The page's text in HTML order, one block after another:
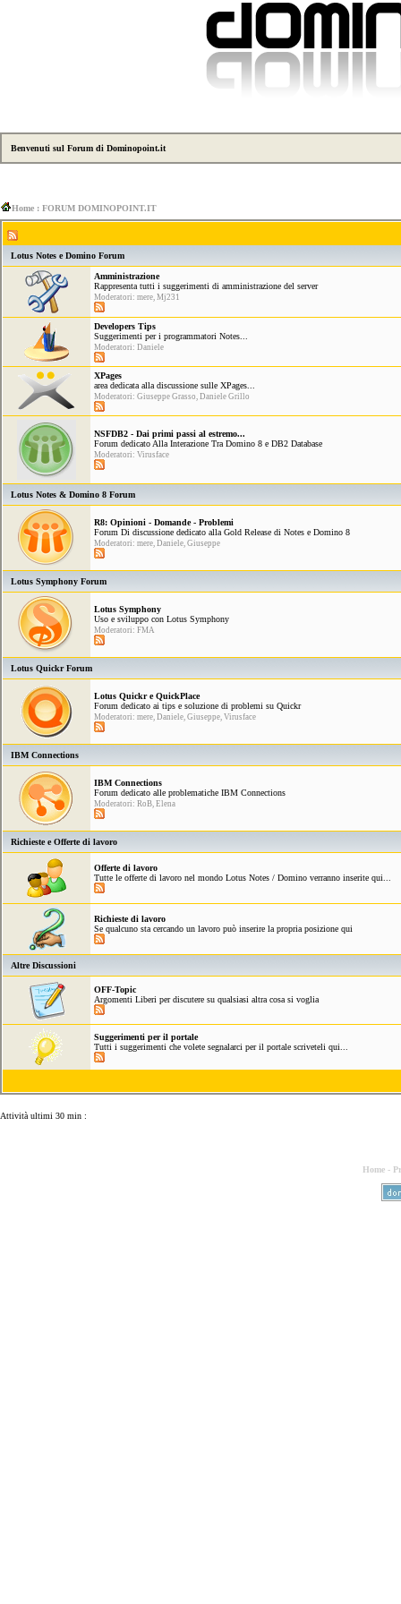
Benvenuti sul Forum di Dominopoint.it
Home : FORUM DOMINOPOINT.IT
Lotus Notes e Domino Forum
Amministrazione
Rappresenta tutti i suggerimenti di amministrazione del server
Moderatori: mere, Mj231
Developers Tips
Suggerimenti per i programmatori Notes...
Moderatori: Daniele
XPages
area dedicata alla discussione sulle XPages...
Moderatori: Giuseppe Grasso, Daniele Grillo
NSFDB2 - Dai primi passi al estremo...
Forum dedicato Alla Interazione Tra Domino 8 e DB2 Database
Moderatori: Virusface
Lotus Notes & Domino 8 Forum
R8: Opinioni - Domande - Problemi
Forum Di discussione dedicato alla Gold Release di Notes e Domino 8
Moderatori: mere, Daniele, Giuseppe
Lotus Symphony Forum
Lotus Symphony
Uso e sviluppo con Lotus Symphony
Moderatori: FMA
Lotus Quickr Forum
Lotus Quickr e QuickPlace
Forum dedicato ai tips e soluzione di problemi su Quickr
Moderatori: mere, Daniele, Giuseppe, Virusface
IBM Connections
IBM Connections
Forum dedicato alle problematiche IBM Connections
Moderatori: RoB, Elena
Richieste e Offerte di lavoro
Offerte di lavoro
Tutte le offerte di lavoro nel mondo Lotus Notes / Domino verranno inserite qui...
Richieste di lavoro
Se qualcuno sta cercando un lavoro può inserire la propria posizione qui
Altre Discussioni
OFF-Topic
Argomenti Liberi per discutere su qualsiasi altra cosa si voglia
Suggerimenti per il portale
Tutti i suggerimenti che volete segnalarci per il portale scriveteli qui...
Home -